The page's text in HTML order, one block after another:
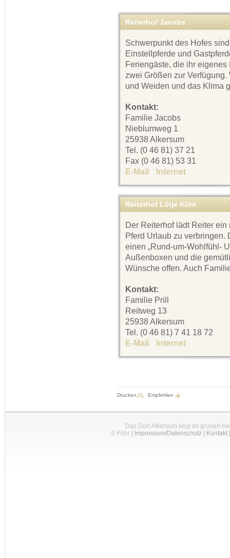
Reiterhof Jacobs
Schwerpunkt des Hofes
Einstellpferde und
Feriengäste, die ihr
zwei Größen zur
und Weiden und das Klima
Kontakt:
Familie Jacobs
Nieblumweg 1
25938 Alkersum
Tel. (0 46 81) 37 21
Fax (0 46 81) 53 31
E-Mail
Internet
Reiterhof Lütje Klint
Der Reiterhof lädt Reiter ein
Pferd Urlaub zu verbringen.
einen „Rund-um-Wohlfühl-
Außenboxen und die
Wünsche offen. Auch
Kontakt:
Familie Prill
Reitweg 13
25938 Alkersum
Tel. (0 46 81) 7 41 18 72
E-Mail
Internet
Drucken Empfehlen
Das Dorf Alkersum liegt im grünen
© Föhr| Impressum/Datenschutz| Kontakt